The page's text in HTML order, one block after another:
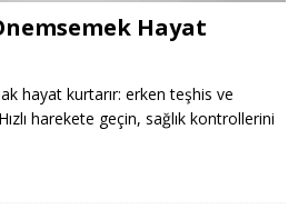
Hayat
hayat kurtarır: erken teşhis ve
harekete geçin, sağlık kontrollerini